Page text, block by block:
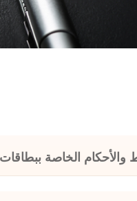
الخاصة ببطاقات الائتمان